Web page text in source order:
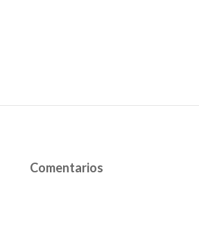
Comentarios